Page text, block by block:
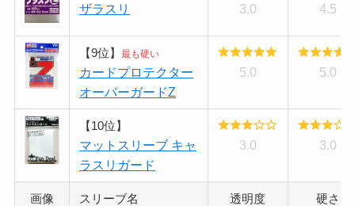
ザラスリ 3.0 4.5
【9位】 最も硬い
カードプロテクター
オーバーガードZ
5.0 5.0
【10位】
マットスリーブ キャ
ラスリガード
3.0 3.0
画像 スリーブ名 透明度 硬さ